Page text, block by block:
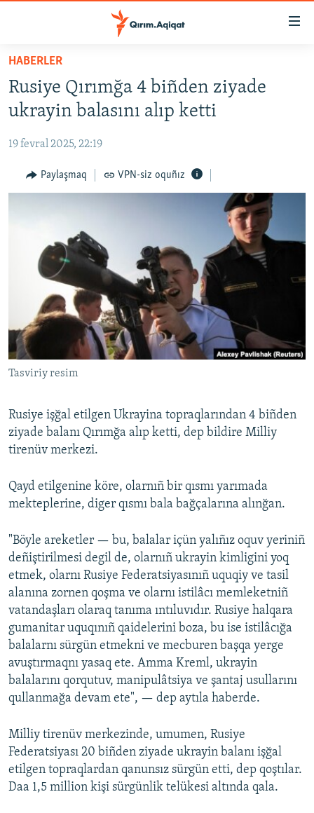
Esas
qaytmaq
Baş
navigatsiyağa
qaytmaq
qaytmaq
SİYASET
İQTİSADİYAT
CEMİYET
MEDENİYET
SÜRET
BLOGLAR
Русский
Українською
HABERLER
Rusiye Qırımğa 4 biñden ziyade
ukrayin balasını alıp ketti
19 fevral 2025, 22:19
Paylaşmaq VPN-siz oquñız
Tasviriy resim
Rusiye işğal etilgen Ukrayina topraqlarından 4 biñden
ziyade balanı Qırımğa alıp ketti, dep bildire Milliy
tirenüv merkezi.
Qayd etilgenine köre, olarnıñ bir qısmı yarımada
mekteplerine, diger qısmı bala bağçalarına alınğan.
"Böyle areketler — bu, balalar içün yalıñız oquv yeriniñ
deñiştirilmesi degil de, olarnıñ ukrayin kimligini yoq
etmek, olarnı Rusiye Federatsiyasınıñ uquqiy ve tasil
alanına zornen qoşma ve olarnı istilâcı memleketniñ
vatandaşları olaraq tanıma ıntıluvıdır. Rusiye halqara
gumanitar uquqınıñ qaidelerini boza, bu ise istilâcığa
balalarnı sürgün etmekni ve mecburen başqa yerge
avuştırmaqnı yasaq ete. Amma Kreml, ukrayin
balalarını qorqutuv, manipulâtsiya ve şantaj usullarını
qullanmağa devam ete", — dep aytıla haberde.
Milliy tirenüv merkezinde, umumen, Rusiye
Federatsiyası 20 biñden ziyade ukrayin balanı işğal
etilgen topraqlardan qanunsız sürgün etti, dep qoştılar.
Daa 1,5 million kişi sürgünlik telükesi altında qala.